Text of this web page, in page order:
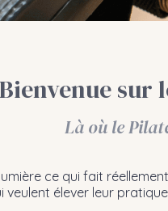
Bienvenue sur
Là où le
ce qui fait
élever leur